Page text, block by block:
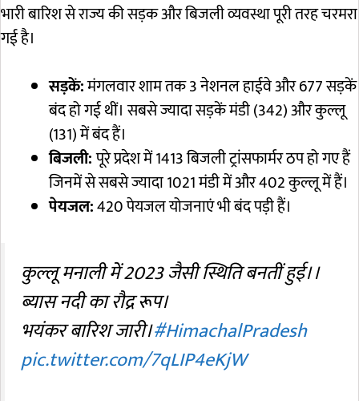
भारी बारिश से राज्य की सड़क और बिजली व्यवस्था पूरी तरह चरमरा
गई है।
सड़कें:मंगलवार शाम तक 3 नेशनल हाईवे और 677 सड़कें
बंद हो गई थीं। सबसे ज्यादा सड़कें मंडी (342) और कुल्लू
(131) में बंद हैं।
बिजली:पूरे प्रदेश में 1413 बिजली ट्रांसफार्मर ठप हो गए हैं
जिनमें से सबसे ज्यादा 1021 मंडी में और 402 कुल्लू में हैं।
पेयजल:420 पेयजल योजनाएं भी बंद पड़ी हैं।
कुल्लू मनाली में 2023 जैसी स्थिति बनतीं हुई।।
ब्यास नदी का रौद्र रूप।
भयंकर बारिश जारी।#HimachalPradesh
pic.twitter.com/7qLIP4eKjW